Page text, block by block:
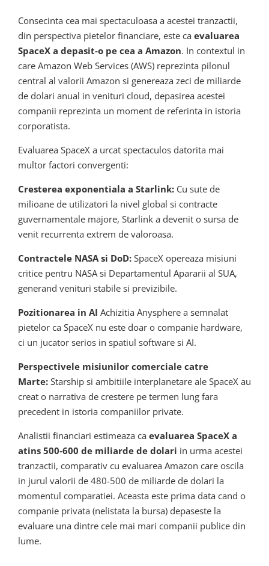
Consecinta cea mai spectaculoasa a acestei tranzactii,
din perspectiva pietelor financiare, este ca evaluarea
SpaceX a depasit-o pe cea a Amazon. In contextul in
care Amazon Web Services (AWS) reprezinta pilonul
central al valorii Amazon si genereaza zeci de miliarde
de dolari anual in venituri cloud, depasirea acestei
companii reprezinta un moment de referinta in istoria
corporatista.
Evaluarea SpaceX a urcat spectaculos datorita mai
multor factori convergenti:
Cresterea exponentiala a Starlink: Cu sute de
milioane de utilizatori la nivel global si contracte
guvernamentale majore, Starlink a devenit o sursa de
venit recurrenta extrem de valoroasa.
Contractele NASA si DoD: SpaceX opereaza misiuni
critice pentru NASA si Departamentul Apararii al SUA,
generand venituri stabile si previzibile.
Pozitionarea in AI Achizitia Anysphere a semnalat
pietelor ca SpaceX nu este doar o companie hardware,
ci un jucator serios in spatiul software si AI.
Perspectivele misiunilor comerciale catre
Marte: Starship si ambitiile interplanetare ale SpaceX au
creat o narrativa de crestere pe termen lung fara
precedent in istoria companiilor private.
Analistii financiari estimeaza ca evaluarea SpaceX a
atins 500-600 de miliarde de dolari in urma acestei
tranzactii, comparativ cu evaluarea Amazon care oscila
in jurul valorii de 480-500 de miliarde de dolari la
momentul comparatiei. Aceasta este prima data cand o
companie privata (nelistata la bursa) depaseste la
evaluare una dintre cele mai mari companii publice din
lume.